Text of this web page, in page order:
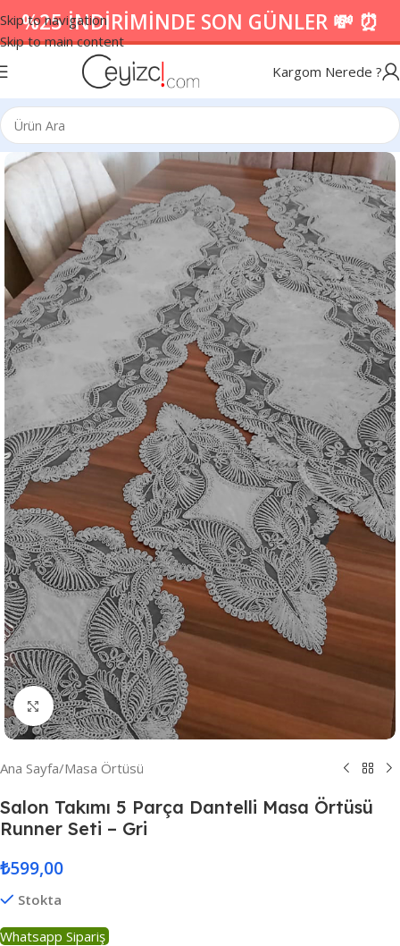
Skip to navigation
Skip to main content
%25 İNDİRİMİNDE SON GÜNLER 💸 ⏰
Kargom Nerede ?
Resmi Büyüt
Ana Sayfa/Masa Örtüsü
Salon Takımı 5 Parça Dantelli Masa Örtüsü
Runner Seti – Gri
₺599,00
Stokta
Whatsapp Sipariş